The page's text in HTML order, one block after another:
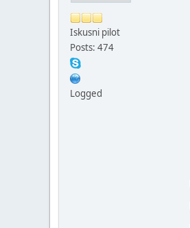
Iskusni pilot
Posts: 474
Logged